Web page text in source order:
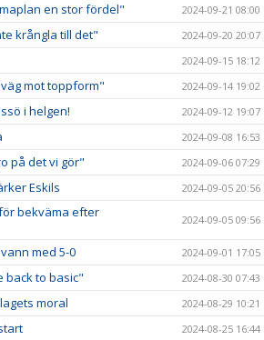
en stor fördel" 2024-09-21 08:00
krångla till det" 2024-09-20 20:07
2024-09-15 18:12
mot toppform" 2024-09-14 19:02
i helgen! 2024-09-12 19:07
2024-09-08 16:53
på det vi gör" 2024-09-06 07:29
Eskils 2024-09-05 20:56
bekväma efter
2024-09-05 09:56
med 5-0 2024-09-01 17:05
back to basic" 2024-08-30 07:43
moral 2024-08-29 10:21
2024-08-25 16:44